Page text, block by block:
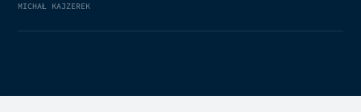
MICHAŁ KAJZEREK